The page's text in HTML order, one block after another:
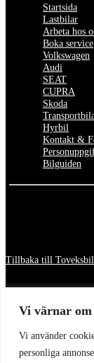
Vi värnar
Vi använder
personliga
Startsida
Lastbilar
Arbeta hos
Boka service
Volkswagen
Audi
SEAT
CUPRA
Skoda
Hyrbil
Kontakt &
Bilguiden
Tillbaka till